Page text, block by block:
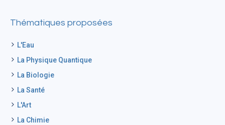
Thématiques proposées
L'Eau
La Physique Quantique
La Biologie
La Santé
L'Art
La Chimie